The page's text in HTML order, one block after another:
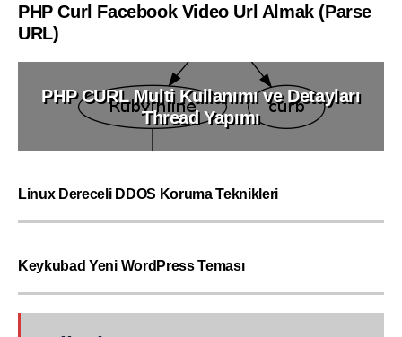
PHP Curl Facebook Video Url Almak (Parse
URL)
PHP CURL Multi Kullanımı ve Detayları
Thread Yapımı
Linux Dereceli DDOS Koruma Teknikleri
Keykubad Yeni WordPress Teması